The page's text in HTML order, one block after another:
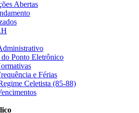
Abertas
Ponto Eletrônico
e Férias
Celetista (85-88)